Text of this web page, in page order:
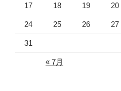
17 18 19 20
24 25 26 27
31
« 7月